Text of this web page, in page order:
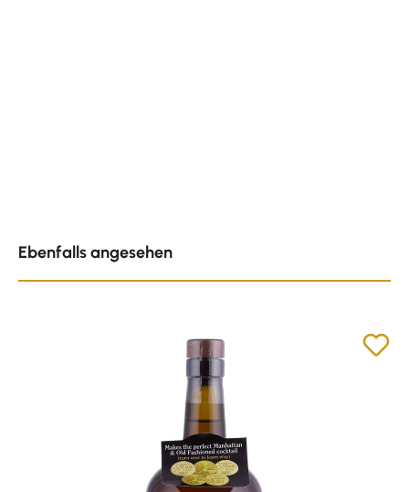
Ebenfalls angesehen